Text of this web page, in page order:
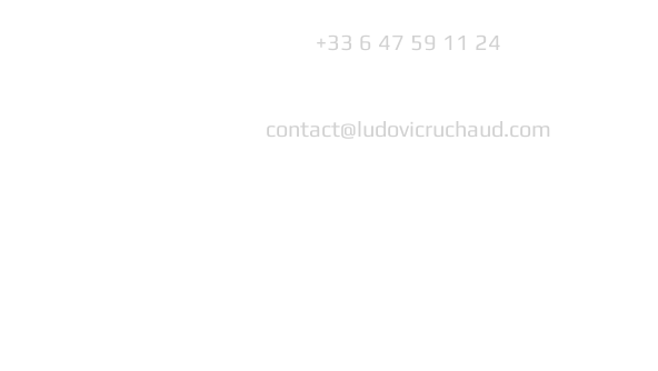
+33 6 47 59 11 24
contact@ludovicruchaud.com